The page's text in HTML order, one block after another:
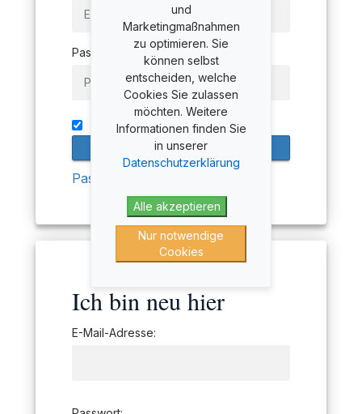
Passwort:
An mich erinnern
Passwort vergessen
Ich bin neu hier
E-Mail-Adresse:
und
Marketingmaßnahmen
zu optimieren. Sie
können selbst
entscheiden, welche
Cookies Sie zulassen
möchten. Weitere
Informationen finden Sie
in unserer
Datenschutzerklärung
Alle akzeptieren
Nur notwendige
Cookies